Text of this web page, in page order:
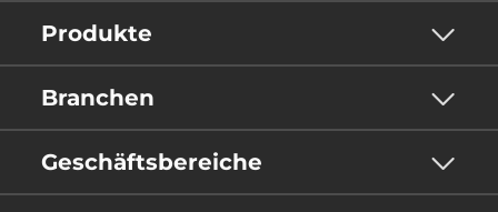
Produkte
Branchen
Geschäftsbereiche